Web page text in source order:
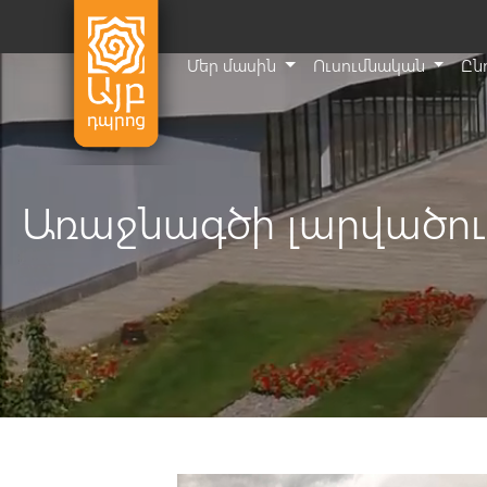
Մեր մասին Ուսումնական
Առաջնագծի